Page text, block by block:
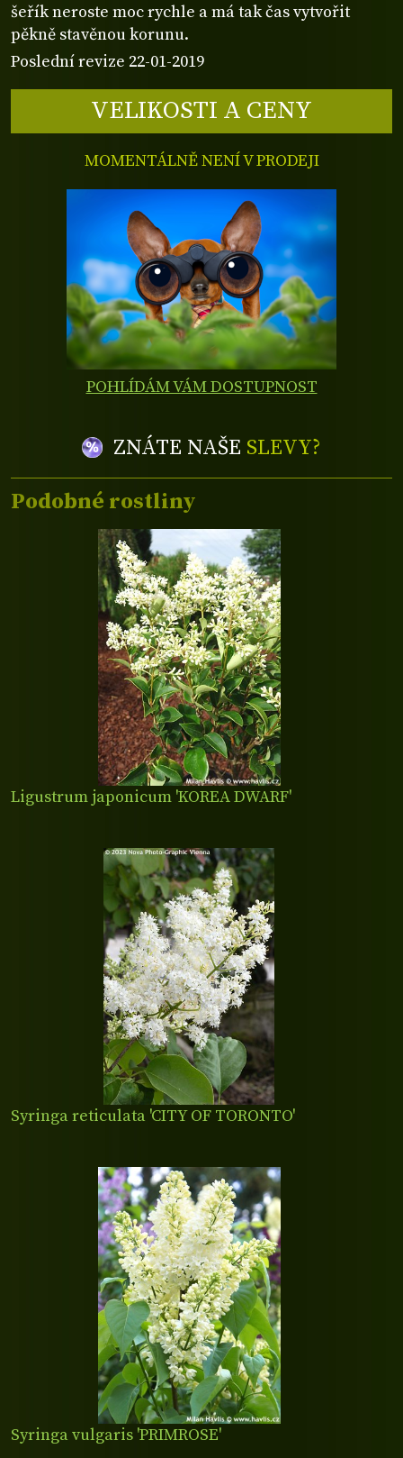
šeřík neroste moc rychle a má tak čas vytvořit
pěkně stavěnou korunu.
Poslední revize 22-01-2019
VELIKOSTI A CENY
MOMENTÁLNĚ NENÍ V PRODEJI
POHLÍDÁM VÁM DOSTUPNOST
ZNÁTE NAŠE SLEVY?
Podobné rostliny
Ligustrum japonicum 'KOREA DWARF'
Syringa reticulata 'CITY OF TORONTO'
Syringa vulgaris 'PRIMROSE'